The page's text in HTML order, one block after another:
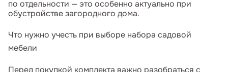
по отдельности — это особенно актуально при
обустройстве загородного дома.
Что нужно учесть при выборе набора садовой
мебели
Перед покупкой комплекта важно разобраться с